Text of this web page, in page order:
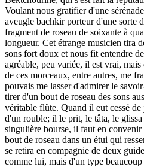
Voulant nous gratifier d'une
aveugle bachkir porteur d'une sorte
fragment de roseau de soixante à
longueur. Cet étrange musicien tira
sons fort doux et nous fit entendre
agréable, peu variée, il est vrai,
de ces morceaux, entre autres, me
pouvais me lasser d'admirer le
tirer d'un bout de roseau des sons
véritable flûte. Quand il eut cessé
d'un rouble; il le prit, le tâta, le glissa
singulière bourse, il faut en convenir
bout de roseau dans un étui qui
se retira en compagnie de deux
comme lui, mais d'un type